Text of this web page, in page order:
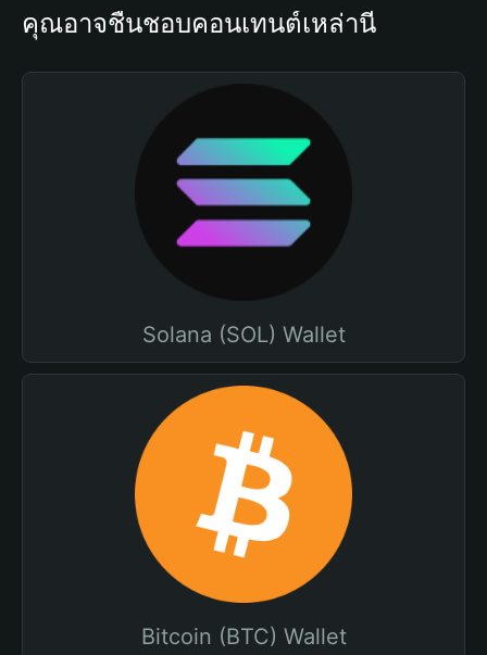
คุณอาจชื่นชอบคอนเทนต์เหล่านี้
Solana (SOL) Wallet
Bitcoin (BTC) Wallet